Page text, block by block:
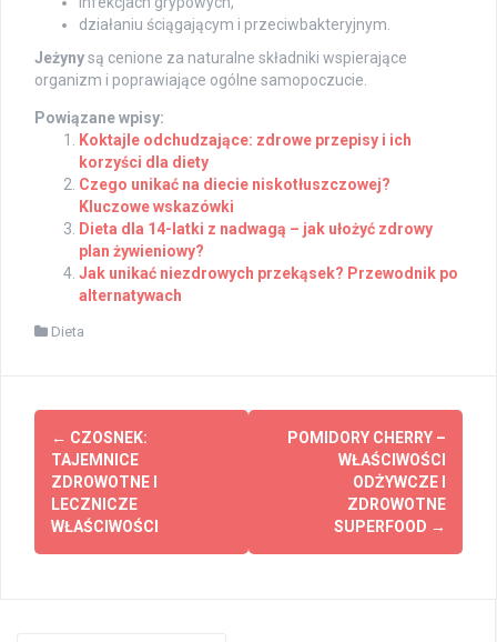
działaniu ściągającym i przeciwbakteryjnym.
Jeżynysą cenione za naturalne składniki wspierające
organizm i poprawiające ogólne samopoczucie.
Powiązane wpisy:
Koktajle odchudzające: zdrowe przepisy i ich
korzyści dla diety
Czego unikać na diecie niskotłuszczowej?
Kluczowe wskazówki
Dieta dla 14-latki z nadwagą – jak ułożyć zdrowy
plan żywieniowy?
Jak unikać niezdrowych przekąsek? Przewodnik po
alternatywach
Dieta
Post
navigation
← CZOSNEK:
TAJEMNICE
ZDROWOTNE I
LECZNICZE
WŁAŚCIWOŚCI
POMIDORY CHERRY –
WŁAŚCIWOŚCI
ODŻYWCZE I
ZDROWOTNE
SUPERFOOD →